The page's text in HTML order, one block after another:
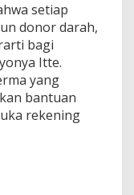
setiap
donor darah,
bagi
Itte.
yang
bantuan
rekening